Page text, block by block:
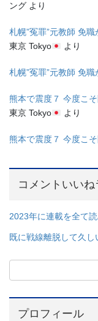
ング より
札幌”冤罪”元教師 免
東京 Tokyo
より
札幌”冤罪”元教師 免
熊本で震度７ 今度こ
東京 Tokyo
より
熊本で震度７ 今度こ
コメントいい
2023年に連載を全て
既に戦線離脱して久
プロフィール